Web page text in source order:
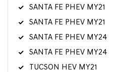
SANTA FE PHEV MY21
SANTA FE PHEV MY21
SANTA FE PHEV MY24
SANTA FE PHEV MY24
TUCSON HEV MY21